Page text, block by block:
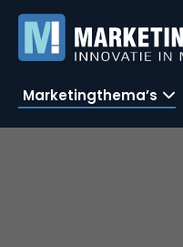
Marketingthema’s